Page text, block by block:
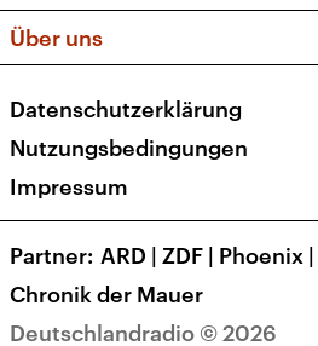
Apps
Newsletter
Veranstaltungen
Social Media
Über uns
Presse
Karriere
Transparenz
Deutschlandradio © 2026
Datenschutzerklärung
Nutzungsbedingungen
Impressum
Partner ARD | ZDF | Phoenix |
Chronik der Mauer